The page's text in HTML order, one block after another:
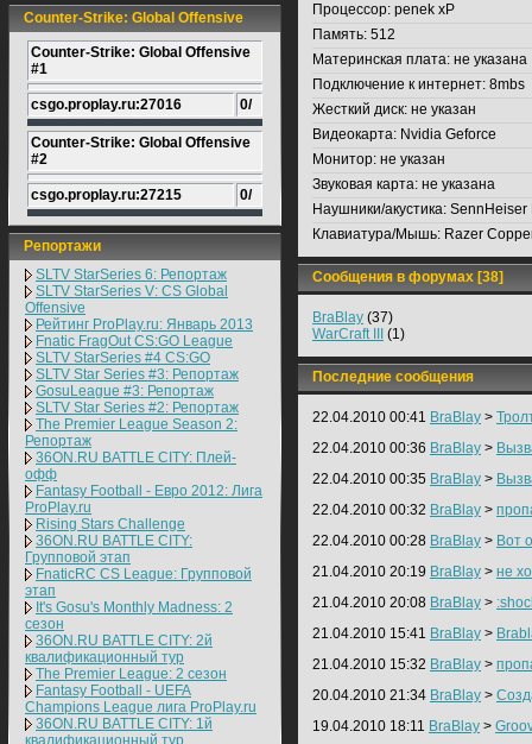
Counter-Strike: Global Offensive
Counter-Strike: Global Offensive
#1
csgo.proplay.ru:27016 0/
Counter-Strike: Global Offensive
#2
csgo.proplay.ru:27215 0/
Репортажи
SLTV StarSeries 6: Репортаж
SLTV StarSeries V: CS Global
Offensive
Рейтинг ProPlay.ru: Январь 2013
Fnatic FragOut CS:GO League
SLTV StarSeries #4 CS:GO
SLTV Star Series #3: Репортаж
GosuLeague #3: Репортаж
SLTV Star Series #2: Репортаж
The Premier League Season 2:
Репортаж
36ON.RU BATTLE CITY: Плей-
офф
Fantasy Football - Евро 2012: Лига
ProPlay.ru
Rising Stars Challenge
36ON.RU BATTLE CITY:
Групповой этап
FnaticRC CS League: Групповой
этап
It's Gosu's Monthly Madness: 2
сезон
36ON.RU BATTLE CITY: 2й
квалификационный тур
The Premier League: 2 cезон
Fantasy Football - UEFA
Champions League лига ProPlay.ru
36ON.RU BATTLE CITY: 1й
квалификационный тур
ENC CS 2010: 3-ий
квалификационный раунд ENC
Series Nordic #2: Pro Division
Division ESL Pro Series Nordic
Series Nordic #2: Финская
Датская квалификация ESL Pro
квалификация ESL Pro Series
ESL Pro Series Nordic #2: EAS
Рейтинги ProPlay.ru 2010
Stars War Корея: плей-офф EM
Live Stars War Reborn: общий
стадия UNICOM cup в Китае
6: плей-офф Neo Star League 3
6: групповая стадия ClanBase
Nations Cup XIII: Групповой
турнира ClanBase Nations Cup
ClanBase Nations Cup XIII: 1-ый
Пользователи > Информация
Фамилия:* * не выводится на
чемпионаты Домашняя
зависимости от установок
показываться в зависимости от
Операционная система:
чувствительность:
skype andrew7905 События
Country (1) 25 апр Уфа (19) 25
Кристал Каст... (13) мысль (36)
Случайные галереи Megan
Прочитайте "Памятку для
портал PlayGround.ru:
playground.ru — Москва Как
patch Игровой портал
новости. playground.ru —
mod Игровой портал
новости. playground.ru —
новости и многое другое
www.proplay.ru. Все права
Процессор: penek xP
Память: 512
Материнская плата: не указана
Подключение к интернет: 8mbs
Жесткий диск: не указан
Видеокарта: Nvidia Geforce
Монитор: не указан
Звуковая карта: не указана
Наушники/акустика: SennHeiser
Клавиатура/Мышь: Razer
Сообщения в форумах [38]
BraBlay (37)
WarCraft III
(1)
Последние сообщения
22.04.2010 00:41 BraBlay >
22.04.2010 00:36 BraBlay >
22.04.2010 00:35 BraBlay >
22.04.2010 00:32 BraBlay >
22.04.2010 00:28 BraBlay > Вот
21.04.2010 20:19 BraBlay > не
21.04.2010 20:08 BraBlay >
21.04.2010 15:41 BraBlay >
21.04.2010 15:32 BraBlay >
20.04.2010 21:34 BraBlay >
19.04.2010 18:11 BraBlay >